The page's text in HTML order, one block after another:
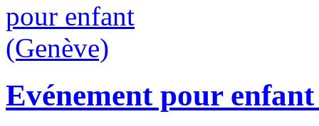
Evénement pour enfant